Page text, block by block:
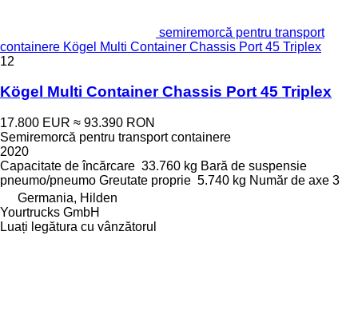
semiremorcă pentru transport
containere Kögel Multi Container Chassis Port 45 Triplex
12
Kögel Multi Container Chassis Port 45 Triplex
17.800 EUR ≈ 93.390 RON
Semiremorcă pentru transport containere
2020
Capacitate de încărcare 33.760 kg Bară de suspensie
pneumo/pneumo Greutate proprie 5.740 kg Număr de axe 3
Germania, Hilden
Yourtrucks GmbH
Luați legătura cu vânzătorul